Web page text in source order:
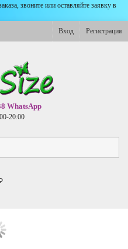
звоните или оставляйте заявку в
Вход
Регистрация
WhatsApp
20:00